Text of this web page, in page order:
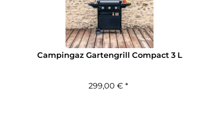
Campingaz Gartengrill Compact 3 L
299,00 € *